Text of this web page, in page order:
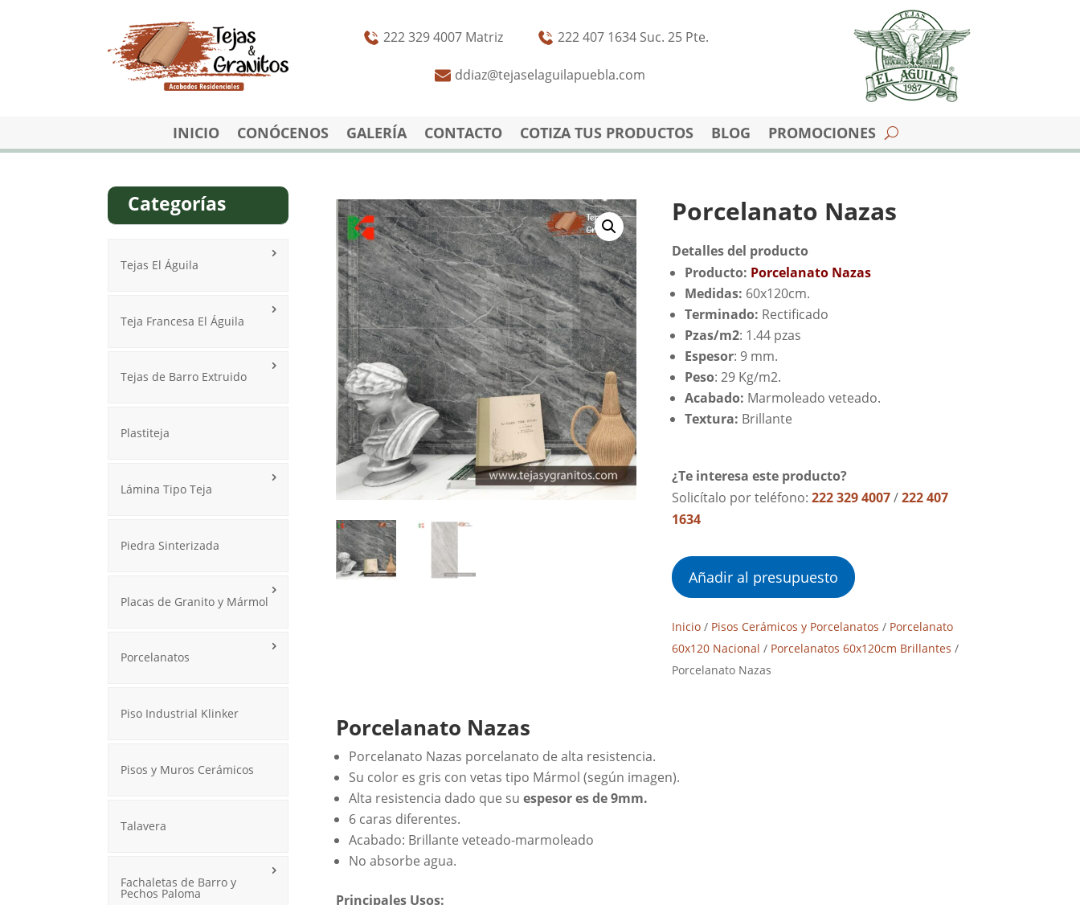
222 329 4007 Matriz 222 407 1634 Suc. 25 Pte.
ddiaz@tejaselaguilapuebla.com
INICIO CONÓCENOS GALERÍA CONTACTO COTIZA TUS PRODUCTOS BLOG PROMOCIONES
Categorías
Tejas El Águila
Teja Francesa El Águila
Tejas de Barro Extruido
Plastiteja
Lámina Tipo Teja
Piedra Sinterizada
Placas de Granito y Mármol
Porcelanatos
Piso Industrial Klinker
Pisos y Muros Cerámicos
Talavera
Fachaletas de Barro y
Pechos Paloma
Porcelanato Nazas
Detalles del producto
Producto: Porcelanato Nazas
Medidas: 60x120cm.
Terminado: Rectificado
Pzas/m2: 1.44 pzas
Espesor: 9 mm.
Peso: 29 Kg/m2.
Acabado: Marmoleado veteado.
Textura: Brillante
¿Te interesa este producto?
Solicítalo por teléfono: 222 329 4007/222 407
1634
Añadir al presupuesto
Inicio/ Pisos Cerámicos y Porcelanatos / Porcelanato
60x120 Nacional / Porcelanatos 60x120cm Brillantes /
Porcelanato Nazas
Porcelanato Nazas
Porcelanato Nazas porcelanato de alta resistencia.
Su color es gris con vetas tipo Mármol (según imagen).
Alta resistencia dado que su espesor es de 9mm.
6 caras diferentes.
Acabado: Brillante veteado-marmoleado
No absorbe agua.
Principales Usos: